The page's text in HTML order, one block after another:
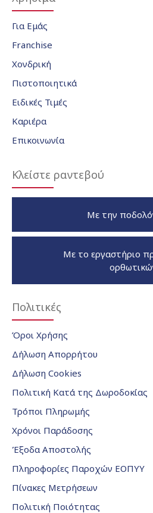
Για Εμάς
Franchise
Χονδρική
Πιστοποιητικά
Ειδικές Τιμές
Καριέρα
Επικοινωνία
Κλείστε ραντεβού
Με την
Με το εργαστήριο
Πολιτικές
Όροι Χρήσης
Δήλωση Απορρήτου
Δήλωση Cookies
Πολιτική Κατά της Δωροδοκίας
Τρόποι Πληρωμής
Χρόνοι Παράδοσης
Έξοδα Αποστολής
Πληροφορίες Παροχών ΕΟΠΥΥ
Πίνακες Μετρήσεων
Πολιτική Ποιότητας